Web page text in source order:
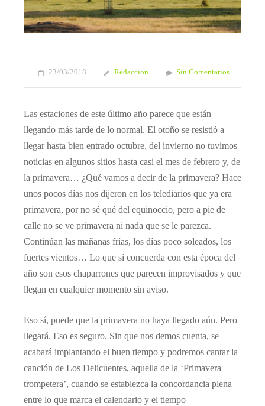
23/03/2018 Redaccion Sin Comentarios
Las estaciones de este último año parece que están
llegando más tarde de lo normal. El otoño se resistió a
llegar hasta bien entrado octubre, del invierno no tuvimos
noticias en algunos sitios hasta casi el mes de febrero y, de
la primavera… ¿Qué vamos a decir de la primavera? Hace
unos pocos días nos dijeron en los telediarios que ya era
primavera, por no sé qué del equinoccio, pero a pie de
calle no se ve primavera ni nada que se le parezca.
Continúan las mañanas frías, los días poco soleados, los
fuertes vientos… Lo que sí concuerda con esta época del
año son esos chaparrones que parecen improvisados y que
llegan en cualquier momento sin aviso.
Eso sí, puede que la primavera no haya llegado aún. Pero
llegará. Eso es seguro. Sin que nos demos cuenta, se
acabará implantando el buen tiempo y podremos cantar la
canción de Los Delicuentes, aquella de la ‘Primavera
trompetera’, cuando se establezca la concordancia plena
entre lo que marca el calendario y el tiempo